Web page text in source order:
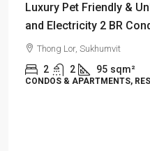
Luxury Pet Friendly &
and Electricity 2 BR
Thong Lor, Sukhumvit
2 2 95 sqm²
CONDOS & APARTMENTS,